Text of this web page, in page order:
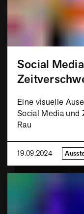
Social
Eine visuelle
Social Media und
Rau
19.09.2024